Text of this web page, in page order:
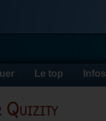
Le top Infos
Quizity